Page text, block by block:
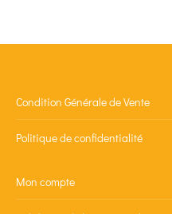
Condition Générale de Vente
Politique de confidentialité
Mon compte